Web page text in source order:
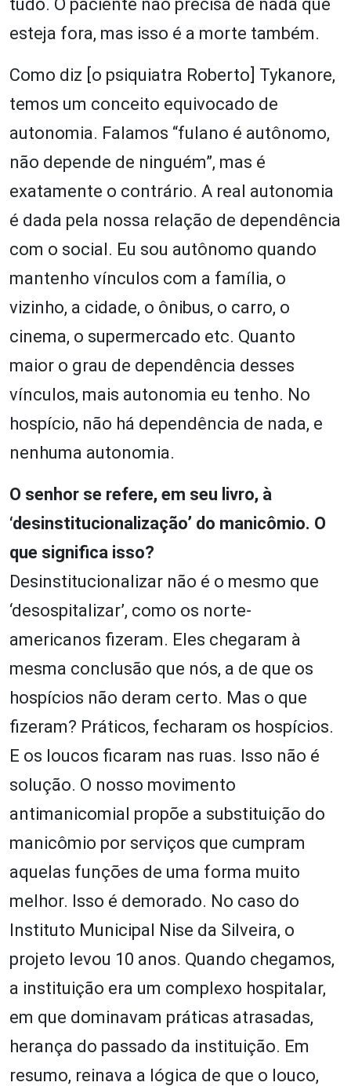
tudo. O paciente não precisa de nada que
esteja fora, mas isso é a morte também.
Como diz [o psiquiatra Roberto] Tykanore,
temos um conceito equivocado de
autonomia. Falamos “fulano é autônomo,
não depende de ninguém”, mas é
exatamente o contrário. A real autonomia
é dada pela nossa relação de dependência
com o social. Eu sou autônomo quando
mantenho vínculos com a família, o
vizinho, a cidade, o ônibus, o carro, o
cinema, o supermercado etc. Quanto
maior o grau de dependência desses
vínculos, mais autonomia eu tenho. No
hospício, não há dependência de nada, e
nenhuma autonomia.
O senhor se refere, em seu livro, à
‘desinstitucionalização’ do manicômio. O
que significa isso?
Desinstitucionalizar não é o mesmo que
‘desospitalizar’, como os norte-
americanos fizeram. Eles chegaram à
mesma conclusão que nós, a de que os
hospícios não deram certo. Mas o que
fizeram? Práticos, fecharam os hospícios.
E os loucos ficaram nas ruas. Isso não é
solução. O nosso movimento
antimanicomial propõe a substituição do
manicômio por serviços que cumpram
aquelas funções de uma forma muito
melhor. Isso é demorado. No caso do
Instituto Municipal Nise da Silveira, o
projeto levou 10 anos. Quando chegamos,
a instituição era um complexo hospitalar,
em que dominavam práticas atrasadas,
herança do passado da instituição. Em
resumo, reinava a lógica de que o louco,